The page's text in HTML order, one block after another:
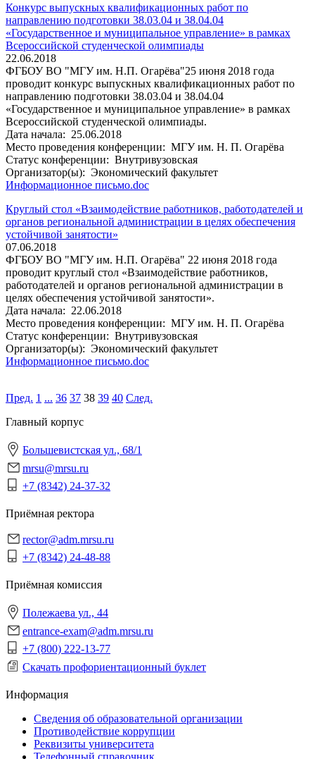
Конкурс выпускных квалификационных работ по
направлению подготовки 38.03.04 и 38.04.04
«Государственное и муниципальное управление» в рамках
Всероссийской студенческой олимпиады
22.06.2018
ФГБОУ ВО "МГУ им. Н.П. Огарёва"25 июня 2018 года
проводит конкурс выпускных квалификационных работ по
направлению подготовки 38.03.04 и 38.04.04
«Государственное и муниципальное управление» в рамках
Всероссийской студенческой олимпиады.
Дата начала: 25.06.2018
Место проведения конференции: МГУ им. Н. П. Огарёва
Статус конференции: Внутривузовская
Организатор(ы): Экономический факультет
Информационное письмо.doc
Круглый стол «Взаимодействие работников, работодателей и
органов региональной администрации в целях обеспечения
устойчивой занятости»
07.06.2018
ФГБОУ ВО "МГУ им. Н.П. Огарёва" 22 июня 2018 года
проводит круглый стол «Взаимодействие работников,
работодателей и органов региональной администрации в
целях обеспечения устойчивой занятости».
Дата начала: 22.06.2018
Место проведения конференции: МГУ им. Н. П. Огарёва
Статус конференции: Внутривузовская
Организатор(ы): Экономический факультет
Информационное письмо.doc
Пред. 1 ... 36 37 38 39 40 След.
Главный корпус
Большевистская ул., 68/1
mrsu@mrsu.ru
+7 (8342) 24-37-32
Приёмная ректора
rector@adm.mrsu.ru
+7 (8342) 24-48-88
Приёмная комиссия
Полежаева ул., 44
entrance-exam@adm.mrsu.ru
+7 (800) 222-13-77
Скачать профориентационный буклет
Информация
Сведения об образовательной организации
Противодействие коррупции
Реквизиты университета
Телефонный справочник